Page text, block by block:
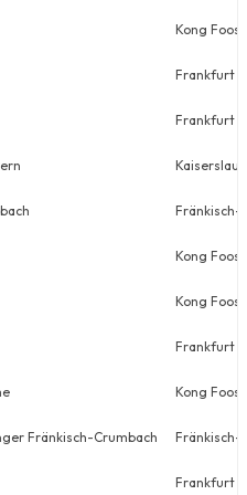
Kong
Frankfurt
Frankfurt
Fränkisch-
Kong
Kong
Frankfurt
Kong
Fränkisch-Crumbach Fränkisch-
Frankfurt